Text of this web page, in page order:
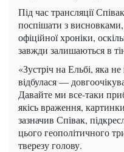
Під час трансляції
поспішати з
офіційної хроніки,
завжди залишаються в
«Зустріч на Ельбі, яка
відбулася —
Давайте ми все-таки
якісь враження,
зазначив Співак,
цього геополітичного
тверезу голову.